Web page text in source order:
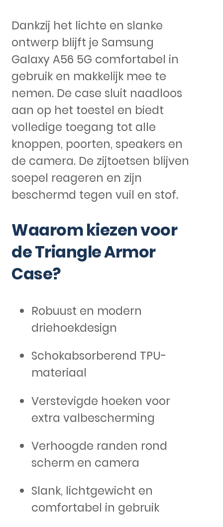
Dankzij het lichte en slanke
ontwerp blijft je Samsung
Galaxy A56 5G comfortabel in
gebruik en makkelijk mee te
nemen. De case sluit naadloos
aan op het toestel en biedt
volledige toegang tot alle
knoppen, poorten, speakers en
de camera. De zijtoetsen blijven
soepel reageren en zijn
beschermd tegen vuil en stof.
Waarom kiezen voor
de Triangle Armor
Case?
Robuust en modern
driehoekdesign
Schokabsorberend TPU-
materiaal
Verstevigde hoeken voor
extra valbescherming
Verhoogde randen rond
scherm en camera
Slank, lichtgewicht en
comfortabel in gebruik